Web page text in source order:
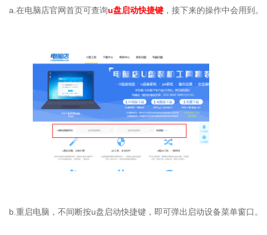
a.在电脑店官网首页可查询u盘启动快捷键 ，接下来的操作中会用到。
b. 重启电脑，不间断按u盘启动快捷键，即可弹出启动设备菜单窗口。